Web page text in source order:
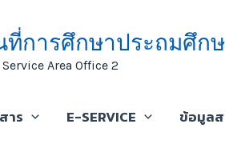
การศึกษาประถมศึกษ
Area Office 2
าร E-SERVICE ข้อมูล